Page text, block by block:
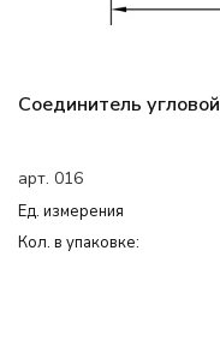
Соединитель угловой
арт. 016
Ед. измерения
Кол. в упаковке: